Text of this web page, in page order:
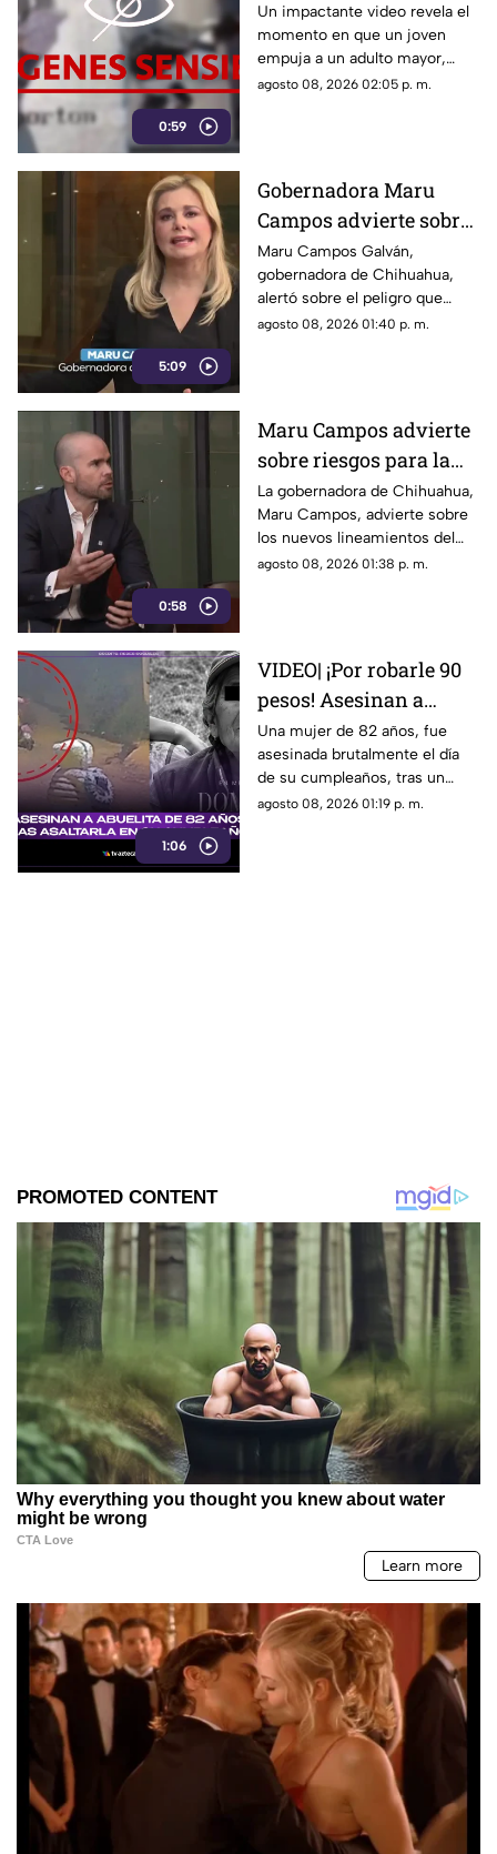
0:59
muere atropellado por
un tráiler
Un impactante video revela el
momento en que un joven
empuja a un adulto mayor,
provocando su muerte al ser
agosto 08, 2026 02:05 p. m.
5:09
Gobernadora Maru
Campos advierte sobre
el uso de lineamientos
para sancionar a
medios y periodistas
Maru Campos Galván,
gobernadora de Chihuahua,
alertó sobre el peligro que
implican los nuevos
agosto 08, 2026 01:40 p. m.
0:58
Maru Campos advierte
sobre riesgos para la
libertad de expresión
La gobernadora de Chihuahua,
Maru Campos, advierte sobre
los nuevos lineamientos del
Gobierno Federal que
agosto 08, 2026 01:38 p. m.
1:06
VIDEO| ¡Por robarle 90
pesos! Asesinan a
abuelita de 82 años tras
asaltarla en su
cumpleaños
Una mujer de 82 años, fue
asesinada brutalmente el día
de su cumpleaños, tras un
asalto por solo 90 pesos.
agosto 08, 2026 01:19 p. m.